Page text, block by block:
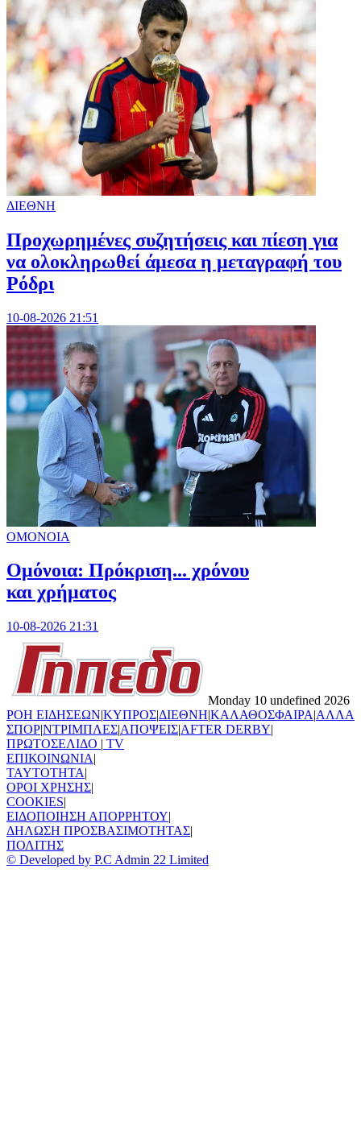
ΔΙΕΘΝΗ
Προχωρημένες συζητήσεις και πίεση για
να ολοκληρωθεί άμεσα η μεταγραφή του
Ρόδρι
10-08-2026 21:51
ΟΜΟΝΟΙΑ
Ομόνοια: Πρόκριση... χρόνου
και χρήματος
10-08-2026 21:31
Monday 10 undefined 2026
ΡΟΗ ΕΙΔΗΣΕΩΝ|ΚΥΠΡΟΣ|ΔΙΕΘΝΗ|ΚΑΛΑΘΟΣΦΑΙΡΑ|ΑΛΛΑ
ΣΠΟΡ|ΝΤΡΙΜΠΛΕΣ|ΑΠΟΨΕΙΣ|AFTER DERBY|
ΠΡΩΤΟΣΕΛΙΔΟ | TV
ΕΠΙΚΟΙΝΩΝΙΑ|
TAYTOTHTA|
ΟΡΟΙ ΧΡΗΣΗΣ|
COOKIES|
ΕΙΔΟΠΟΙΗΣΗ ΑΠΟΡΡΗΤΟΥ|
ΔΗΛΩΣΗ ΠΡΟΣΒΑΣΙΜΟΤΗΤΑΣ|
ΠΟΛΙΤΗΣ
© Developed by P.C Admin 22 Limited